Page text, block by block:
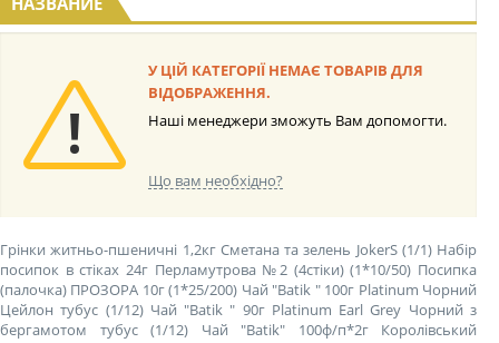
У ЦІЙ КАТЕГОРІЇ НЕМАЄ ТОВАРІВ ДЛЯ
ВІДОБРАЖЕННЯ.
Наші менеджери зможуть Вам допомогти.
Що вам необхідно?
Грінки житньо-пшеничні 1,2кг Сметана та зелень JokerS (1/1) Набір
посипок в стіках 24г Перламутрова №2 (4стіки) (1*10/50) Посипка
(палочка) ПРОЗОРА 10г (1*25/200) Чай "Batik " 100г Platinum Чорний
Цейлон тубус (1/12) Чай "Batik " 90г Platinum Earl Grey Чорний з
бергамотом тубус (1/12)
Чай "Batik" 100ф/п*2г Королівський